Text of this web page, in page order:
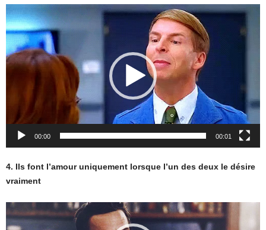
Lecteur
vidéo
00:00 00:01
4. Ils font l’amour uniquement lorsque l’un des deux le désire
vraiment
Lecteur
vidéo